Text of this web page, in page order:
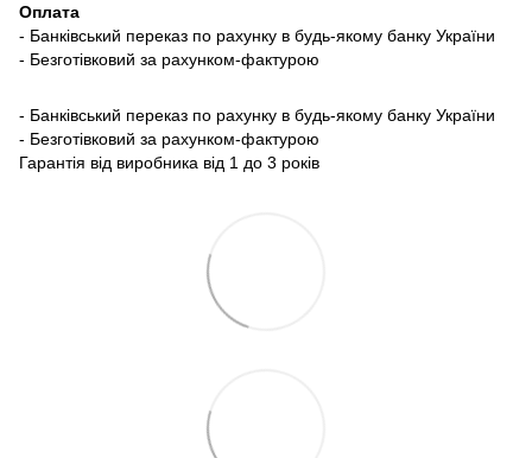
Оплата
- Банківський переказ по рахунку в будь-якому банку України
- Безготівковий за рахунком-фактурою
- Банківський переказ по рахунку в будь-якому банку України
- Безготівковий за рахунком-фактурою
Гарантія від виробника від 1 до 3 років